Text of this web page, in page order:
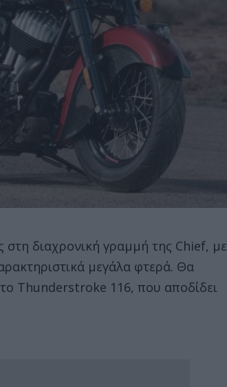
διαχρονική γραμμή της Chief, με
μεγάλα φτερά. Θα
Thunderstroke 116, που αποδίδει